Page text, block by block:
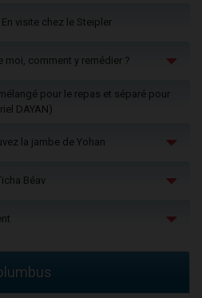
visite chez le Steipler
moi, comment y remédier ?
pour le repas et séparé pour
DAYAN)
la jambe de Yohan
Béav